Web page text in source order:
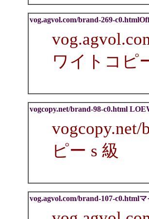
vog.agvol.com/brand-269-
ワイトコピ
vogcopy.net/brand-98-c0.html
ピー s 級
vog.agvol.com/brand-107-c0.html